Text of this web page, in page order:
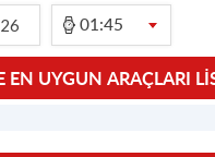
01:45